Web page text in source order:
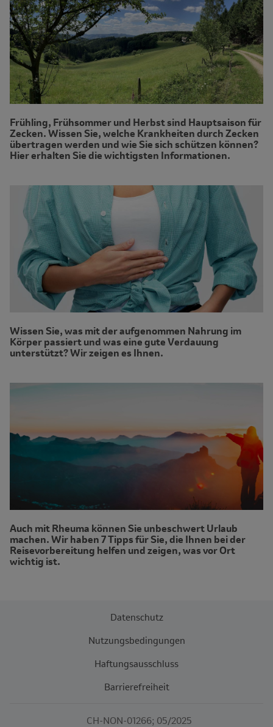
Frühling, Frühsommer und Herbst sind Hauptsaison für
Zecken. Wissen Sie, welche Krankheiten durch Zecken
übertragen werden und wie Sie sich schützen können?
Hier erhalten Sie die wichtigsten Informationen.
Wissen Sie, was mit der aufgenommen Nahrung im
Körper passiert und was eine gute Verdauung
unterstützt? Wir zeigen es Ihnen.
Auch mit Rheuma können Sie unbeschwert Urlaub
machen. Wir haben 7 Tipps für Sie, die Ihnen bei der
Reisevorbereitung helfen und zeigen, was vor Ort
wichtig ist.
Datenschutz
Nutzungsbedingungen
Haftungsausschluss
Barrierefreiheit
CH-NON-01266; 05/2025